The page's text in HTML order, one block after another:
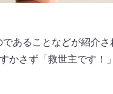
あることなどが紹介さ
かさず「救世主です！